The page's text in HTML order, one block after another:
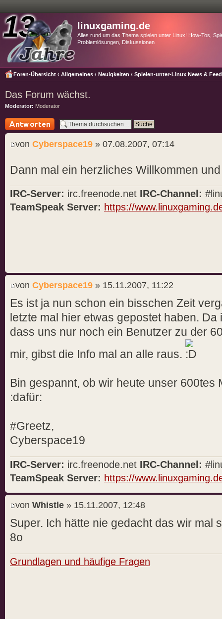
linuxgaming.de
Alles rund um das Thema spielen unter Linux! How-Tos,
Problemlösungen, Diskussionen
Foren-Übersicht ‹ Allgemeines ‹ Neuigkeiten ‹ Spielen-unter-Linux News &
Das Forum wächst.
Moderator: Moderator
Antwort schreiben
von Cyberspace19 » 07.08.2007, 07:14
Dann mal ein herzliches Willkommen
IRC-Server: irc.freenode.net IRC-Channel:
TeamSpeak Server: https://
von Cyberspace19 » 15.11.2007, 11:22
Es ist ja nun schon ein bisschen Zeit
letzte mal hier etwas gepostet haben.
dass uns nur noch ein Benutzer zu der
mir, gibst die Info mal an alle raus.
Bin gespannt, ob wir heute unser 600tes
:dafür:
#Greetz,
Cyberspace19
IRC-Server: irc.freenode.net IRC-Channel:
TeamSpeak Server: https://
von Whistle » 15.11.2007, 12:48
Super. Ich hätte nie gedacht das wir mal
8o
Grundlagen und häufige Fragen